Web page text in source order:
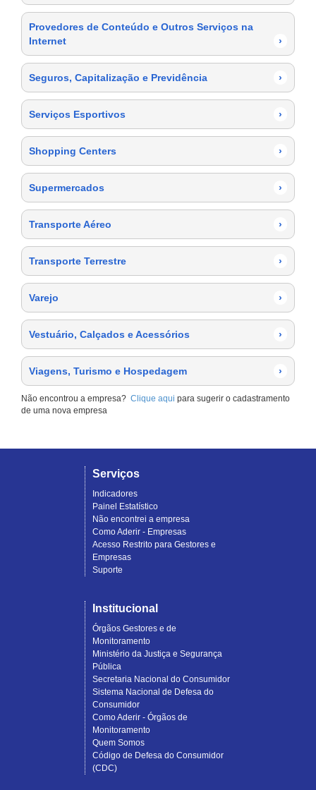
Provedores de Conteúdo e Outros Serviços na
Internet
›
Seguros, Capitalização e Previdência ›
Serviços Esportivos ›
Shopping Centers ›
Supermercados ›
Transporte Aéreo ›
Transporte Terrestre ›
Varejo ›
Vestuário, Calçados e Acessórios ›
Viagens, Turismo e Hospedagem ›
Não encontrou a empresa? Clique aqui para sugerir o cadastramento
de uma nova empresa
Serviços
Indicadores
Painel Estatístico
Não encontrei a empresa
Como Aderir - Empresas
Acesso Restrito para Gestores e
Empresas
Suporte
Institucional
Órgãos Gestores e de
Monitoramento
Ministério da Justiça e Segurança
Pública
Secretaria Nacional do Consumidor
Sistema Nacional de Defesa do
Consumidor
Como Aderir - Órgãos de
Monitoramento
Quem Somos
Código de Defesa do Consumidor
(CDC)